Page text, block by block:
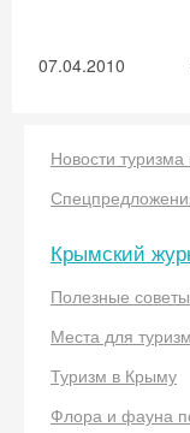
07.04.2010
Новости
Крымский
Полезные советы
Места для
Туризм в Крыму
Флора и фауна